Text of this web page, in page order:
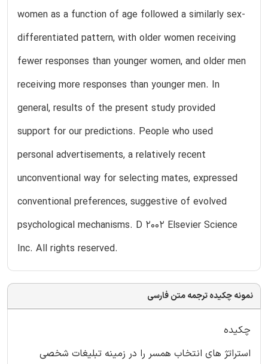
women as a function of age followed a similarly sex-
differentiated pattern, with older women receiving
fewer responses than younger women, and older men
receiving more responses than younger men. In
general, results of the present study provided
support for our predictions. People who used
personal advertisements, a relatively recent
unconventional way for selecting mates, expressed
conventional preferences, suggestive of evolved
psychological mechanisms. D 2002 Elsevier Science
Inc. All rights reserved.
نمونه چکیده ترجمه متن فارسی
چکیده
استراتژ های انتخاب همسر را در زمینه تبلیغات شخصی